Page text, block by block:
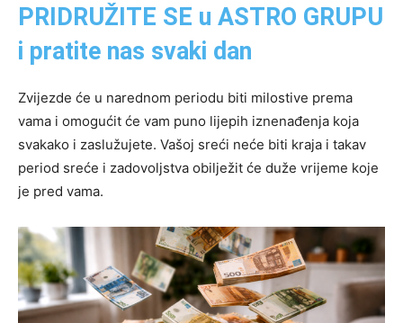
PRIDRUŽITE SE u ASTRO GRUPU
i pratite nas svaki dan
Zvijezde će u narednom periodu biti milostive prema
vama i omogućit će vam puno lijepih iznenađenja koja
svakako i zaslužujete. Vašoj sreći neće biti kraja i takav
period sreće i zadovoljstva obilježit će duže vrijeme koje
je pred vama.